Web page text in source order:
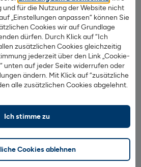
für die Nutzung der Website nicht
„Einstellungen anpassen“ können Sie
Cookies wir auf Grundlage
dürfen. Durch Klick auf “Ich
zusätzlichen Cookies gleichzeitig
jederzeit über den Link „Cookie-
unten auf jeder Seite widerrufen oder
ändern. Mit Klick auf “zusätzliche
alle zusätzlichen Cookies abgelehnt.
Ich stimme zu
Cookies ablehnen
sind. Denn danach werden
mehr benötigt.
oder
zumindest eine Zeit lang
Unterlagen reicht es, wenn
längere
sind in der Regel nicht
PC als Archiv für die Unterlagen,
trennen können
oder Unterlagen, bei denen Sie